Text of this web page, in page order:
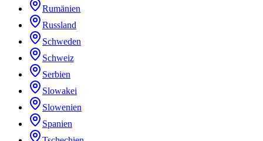
Rumänien
Russland
Schweden
Schweiz
Serbien
Slowakei
Slowenien
Spanien